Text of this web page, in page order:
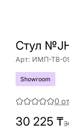
Стул
Арт: ИМП-ТВ-
Showroom
0
30 225 ₸